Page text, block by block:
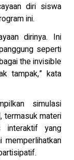
diri siswa
ini.
dirinya. Ini
seperti
the invisible
tampak,” kata
simulasi
termasuk materi
interaktif yang
memperlihatkan